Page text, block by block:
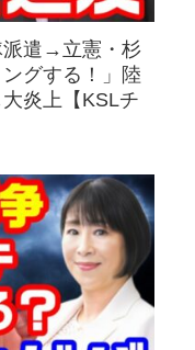
派遣→立憲・杉
グする！」陸
炎上【KSLチ